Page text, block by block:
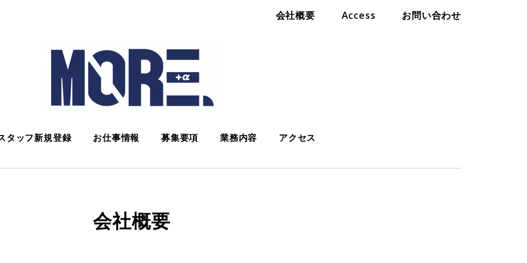
タッフ新規登録 お仕事情報 募集要項 業務内容 アクセス
会社概要 Access お問い合わせ
会社概要